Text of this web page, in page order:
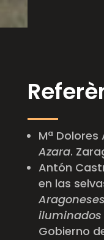
Mª
Azara.
Antón
en las
iluminados
Gobierno